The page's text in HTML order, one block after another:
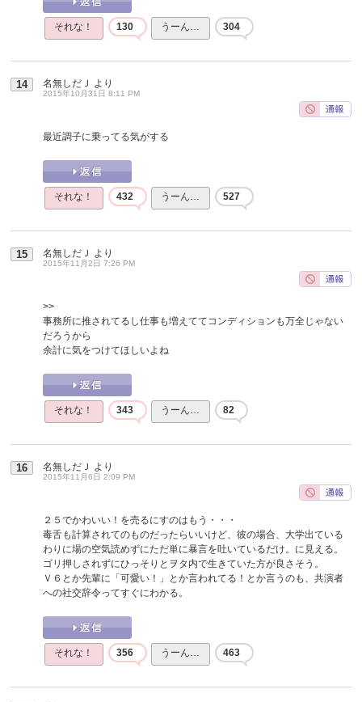
それな！ 130 うーん… 304
14 名無しだＪ より
2015年10月31日 8:11 PM
最近調子に乗ってる気がする
それな！ 432 うーん… 527
15 名無しだＪ より
2015年11月2日 7:26 PM
>>
事務所に推されてるし仕事も増えててコンディションも万全じゃない
だろうから
余計に気をつけてほしいよね
それな！ 343 うーん… 82
16 名無しだＪ より
2015年11月6日 2:09 PM
２５でかわいい！を売るにすのはもう・・・
毒舌も計算されてのものだったらいいけど、彼の場合、大学出ている
わりに場の空気読めずにただ単に暴言を吐いているだけ。に見える。
ゴリ押しされずにひっそりとヲタ内で生きていた方が良さそう。
Ｖ６とか先輩に「可愛い！」とか言われてる！とか言うのも、共演者
への社交辞令ってすぐにわかる。
それな！ 356 うーん… 463